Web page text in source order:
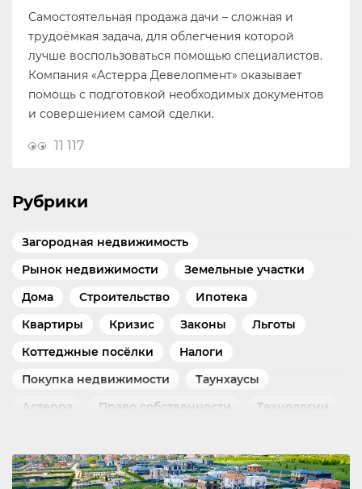
Самостоятельная продажа дачи – сложная и
трудоёмкая задача, для облегчения которой
лучше воспользоваться помощью специалистов.
Компания «Астерра Девелопмент» оказывает
помощь с подготовкой необходимых документов
и совершением самой сделки.
11 117
Рубрики
Загородная недвижимость
Рынок недвижимости
Земельные участки
Дома
Строительство
Ипотека
Квартиры
Кризис Законы
Льготы
Коттеджные посёлки
Налоги
Покупка недвижимости
Таунхаусы
Астерра
Право собственности
Технологии
Аренда недвижимости
Инфраструктура